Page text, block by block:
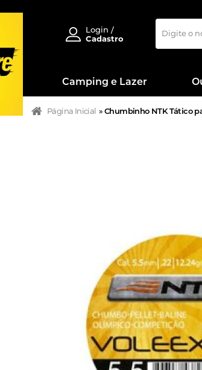
Login /
Cadastro
Camping e Lazer
Página Inicial »Chumbinho NTK Tático